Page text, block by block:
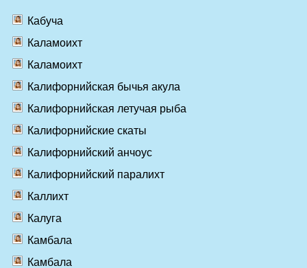
Кабуча
Каламоихт
Каламоихт
Калифорнийская бычья акула
Калифорнийская летучая рыба
Калифорнийские скаты
Калифорнийский анчоус
Калифорнийский паралихт
Каллихт
Калуга
Камбала
Камбала